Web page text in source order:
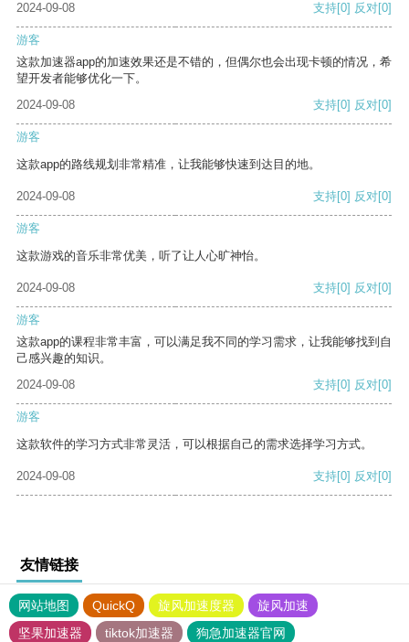
2024-09-08 支持[0] 反对[0]
游客
这款加速器app的加速效果还是不错的，但偶尔也会出现卡顿的情况，希
望开发者能够优化一下。
2024-09-08
支持[0] 反对[0]
游客
这款app的路线规划非常精准，让我能够快速到达目的地。
2024-09-08 支持[0] 反对[0]
游客
这款游戏的音乐非常优美，听了让人心旷神怡。
2024-09-08 支持[0] 反对[0]
游客
这款app的课程非常丰富，可以满足我不同的学习需求，让我能够找到自
己感兴趣的知识。
2024-09-08
支持[0] 反对[0]
游客
这款软件的学习方式非常灵活，可以根据自己的需求选择学习方式。
2024-09-08 支持[0] 反对[0]
友情链接
网站地图 QuickQ 旋风加速度器
旋风加速
坚果加速器
tiktok加速器
狗急加速器官网